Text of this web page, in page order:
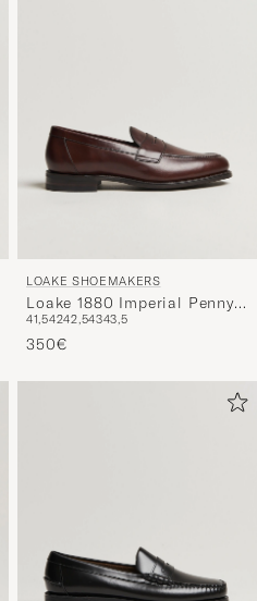
LOAKE SHOEMAKERS
Loake 1880 Imperial Penny
Loafer Dark Brown
41,54242,54343,5
350€